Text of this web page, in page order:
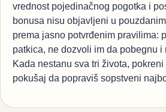
vrednost pojedinačnog pogotka i
bonusa nisu objavljeni u
prema jasno potvrđenim pravilima:
patkica, ne dozvoli im da pobegnu i
Kada nestanu sva tri života,
pokušaj da popraviš sopstveni